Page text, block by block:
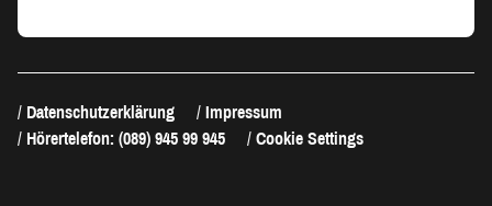
Datenschutzerklärung
Impressum
Hörertelefon: (089) 945 99 945
Cookie Settings